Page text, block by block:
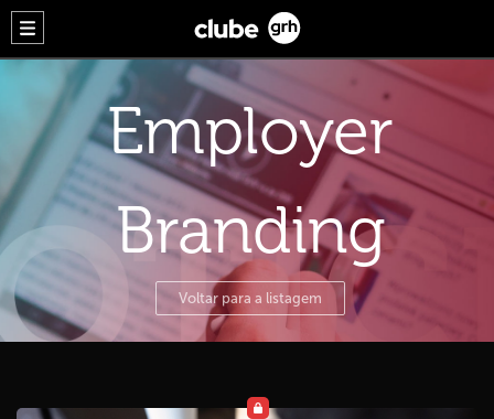
Employer
Branding
Voltar para a listagem